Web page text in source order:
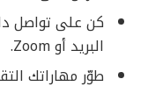
كن على تواصل
البريد أو Zoom.
طوّر مهاراتك